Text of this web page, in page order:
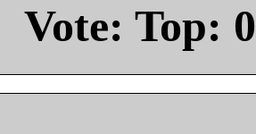
Vote: Top: 0